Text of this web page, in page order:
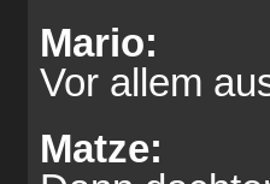
Mario:
Vor allem
Matze: